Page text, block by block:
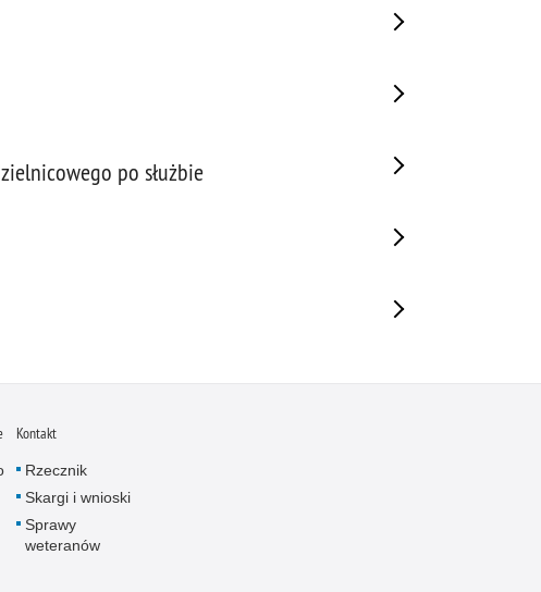
po służbie
Kontakt
Rzecznik
Skargi i wnioski
Sprawy
weteranów